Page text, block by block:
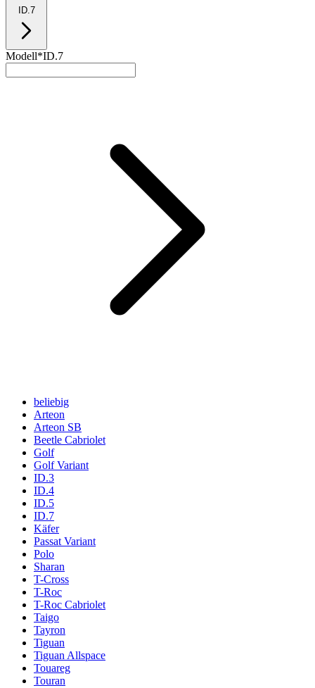
ID.7
Modell*ID.7
beliebig
Arteon
Arteon SB
Beetle Cabriolet
Golf
Golf Variant
ID.3
ID.4
ID.5
ID.7
Käfer
Passat Variant
Polo
Sharan
T-Cross
T-Roc
T-Roc Cabriolet
Taigo
Tayron
Tiguan
Tiguan Allspace
Touareg
Touran